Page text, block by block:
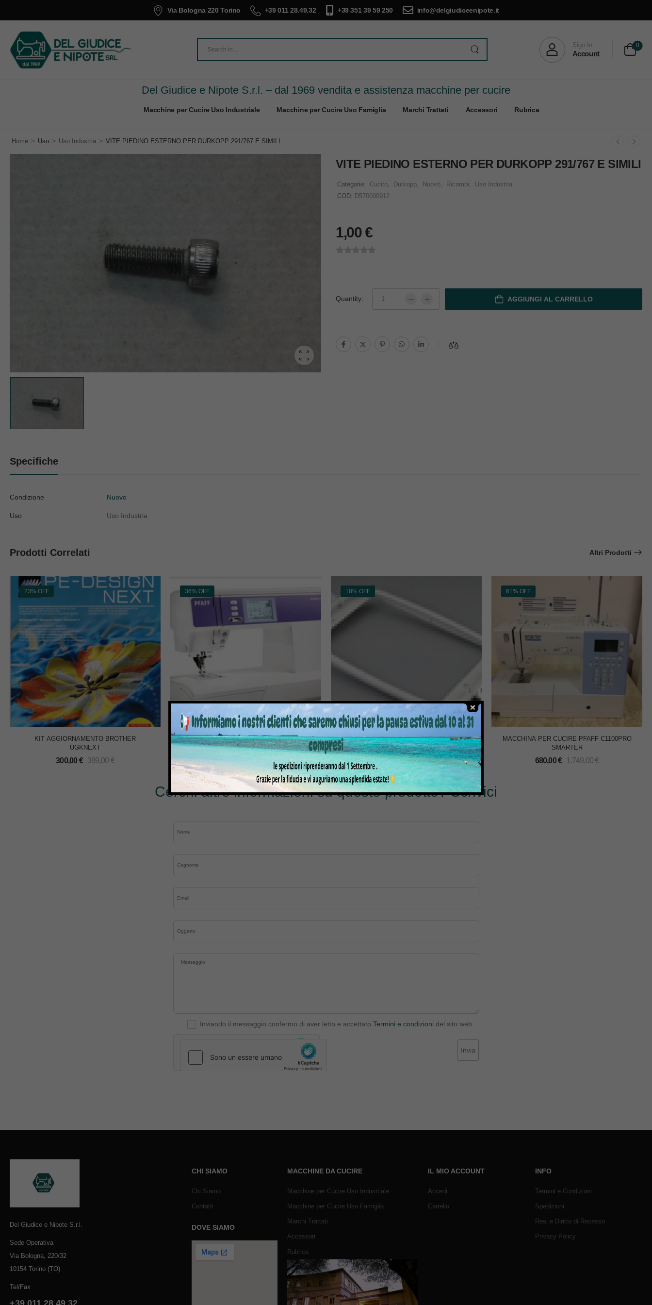
Via Bologna 220 Torino +39 011 28.49.32 +39 351 39 59 250 info@delgiudiceenipote.it
Sign In
Account
0
Del Giudice e Nipote S.r.l. – dal 1969 vendita e assistenza macchine per cucire
Macchine per Cucire Uso Industriale Macchine per Cucire Uso Famiglia Marchi Trattati Accessori Rubrica
Home > Uso > Uso Industria > VITE PIEDINO ESTERNO PER DURKOPP 291/767 E SIMILI
VITE PIEDINO ESTERNO PER DURKOPP 291/767 E SIMILI
Categorie: Cucito Durkopp Nuovo Ricambi
Uso Industria
COD: D570000912
1,00€
Quantity: AGGIUNGI AL CARRELLO
Specifiche
Condizione Nuovo
Uso Uso Industria
Prodotti Correlati Altri Prodotti
23% OFF
KIT AGGIORNAMENTO BROTHER
UGKNEXT
300,00 € 389,00€
36% OFF
MACCHINA PER CUCIRE PFAFF AMBITION
1.5
640,00 €
18% OFF
TELAIO mm.300×200 PER BROTHER
PR600/PR600II/PR620/PR650/PR1000
103,00€ 125,00€
61% OFF
MACCHINA PER CUCIRE PFAFF C1100PRO
SMARTER
680,00€ 1.749,00€
Cerchi altre informazioni su questo prodotto? Scrivici
Inviando il messaggio confermo di aver letto e accettato Termini e condizioni del sito web
Invia
Del Giudice e Nipote S.r.l.
Sede Operativa
Via Bologna, 220/32
10154 Torino (TO)
Tel/Fax
CHI SIAMO
Chi Siamo
Contatti
DOVE SIAMO
MACCHINE DA CUCIRE
Macchine per Cucire Uso Industriale
Macchine per Cucire Uso Famiglia
Marchi Trattati
Accessori
Rubrica
IL MIO ACCOUNT
Accedi
Carrello
INFO
Termini e Condizioni
Spedizioni
Resi e Diritto di Recesso
Privacy Policy